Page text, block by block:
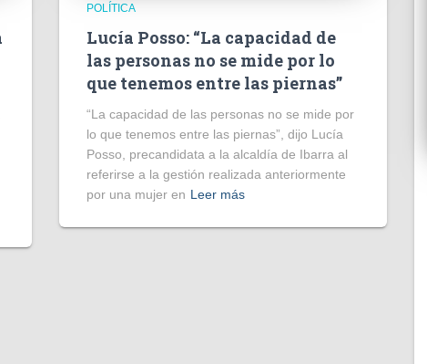
POLÍTICA
Lucía Posso: “La capacidad de
las personas no se mide por lo
que tenemos entre las piernas”
“La capacidad de las personas no se mide por
lo que tenemos entre las piernas”, dijo Lucía
Posso, precandidata a la alcaldía de Ibarra al
referirse a la gestión realizada anteriormente
por una mujer en Leer más